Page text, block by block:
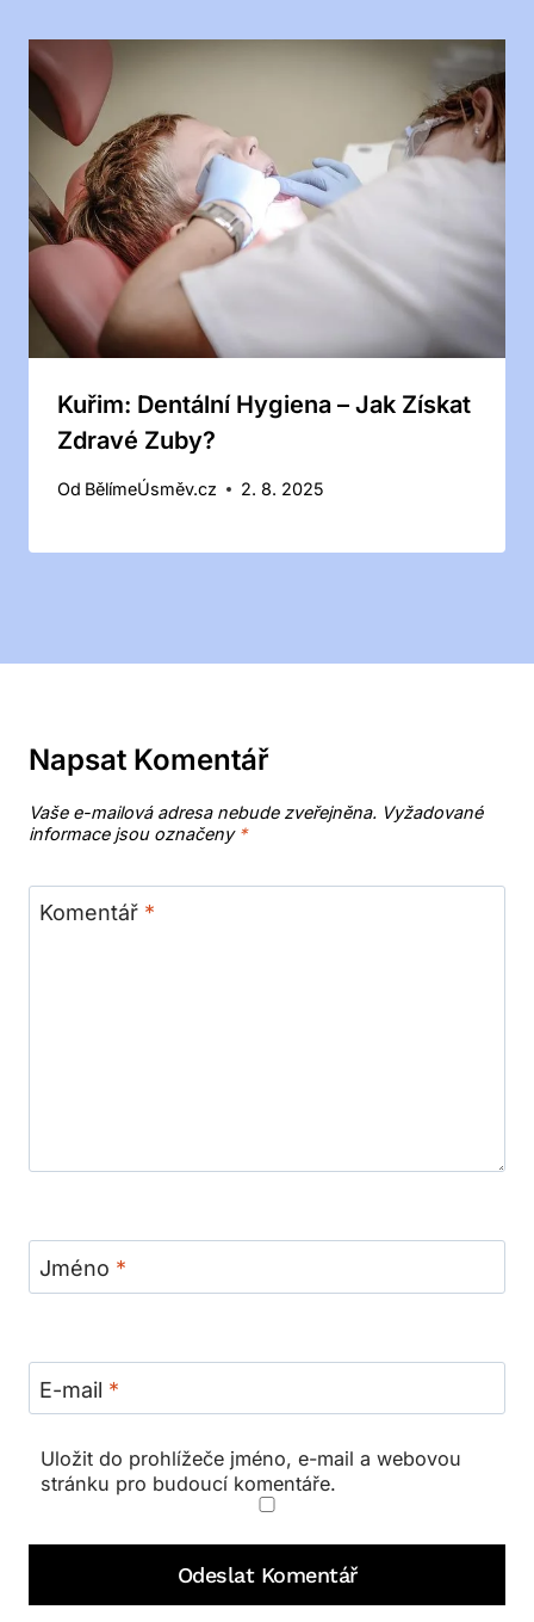
Kuřim: Dentální Hygiena – Jak Získat
Zdravé Zuby?
Od BělímeÚsměv.cz 2. 8. 2025
Napsat Komentář
Vaše e-mailová adresa nebude zveřejněna. Vyžadované
informace jsou označeny *
Komentář *
Jméno *
E-mail *
Uložit do prohlížeče jméno, e-mail a webovou
stránku pro budoucí komentáře.